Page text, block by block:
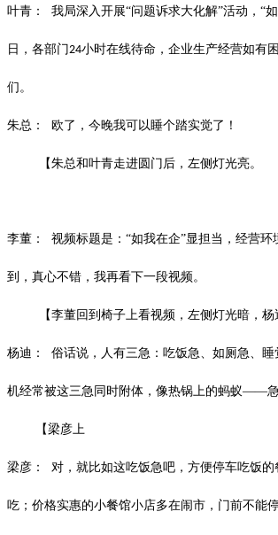
叶青： 我局深入开展“问题诉求大化解”活动，“
日，各部门24小时在线待命，企业生产经营如有
们。
朱总： 欧了，今晚我可以睡个踏实觉了！
【朱总和叶青走进圆门后，左侧灯光亮。
李董： 视频标题是： “如我在企”显担当，经营
到，真心不错，我再看下一段视频。
【李董回到椅子上看视频，左侧灯光暗，杨
杨迪： 俗话说，人有三急：吃饭急、如厕急、睡
机经常被这三急同时附体，像热锅上的蚂蚁——急
【梁彦上
梁彦： 对，就比如这吃饭急吧，方便停车吃饭
吃；价格实惠的小餐馆小店多在闹市，门前不能